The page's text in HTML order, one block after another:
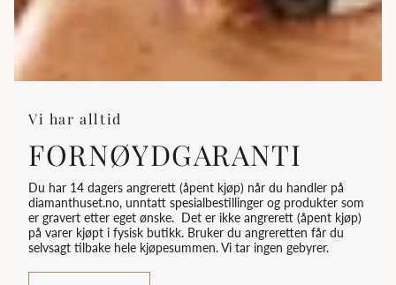
Vi har alltid
FORNØYDGARANTI
Du har 14 dagers angrerett (åpent kjøp) når du handler på
diamanthuset.no, unntatt spesialbestillinger og produkter som
er gravert etter eget ønske. Det er ikke angrerett (åpent kjøp)
på varer kjøpt i fysisk butikk. Bruker du angreretten får du
selvsagt tilbake hele kjøpesummen. Vi tar ingen gebyrer.